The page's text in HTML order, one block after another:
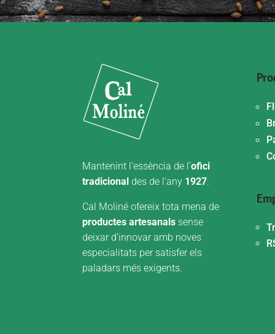
Mantenint l’essència de l’ofici
tradicional des de l’any 1927.
Cal Moliné ofereix tota mena de
productes artesanals sense
deixar d’innovar amb noves
especialitats per satisfer els
paladars més exigents.